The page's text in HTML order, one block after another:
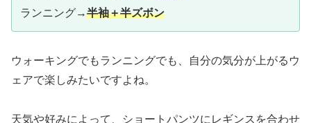
ランニング→半袖＋半ズボン
ウォーキングでもランニングでも、自分の気分が上がるウ
ェアで楽しみたいですよね。
天気や好みによって、ショートパンツにレギンスを合わせ